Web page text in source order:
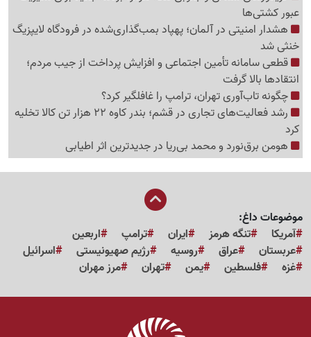
عبور کشتی‌ها
هشدار امنیتی در آلمان؛ پهپاد بمب‌گذاری‌شده در فرودگاه لایپزیگ
خنثی شد
قطعی سامانه تأمین اجتماعی و افزایش پرداخت از جیب مردم؛
انتقادها بالا گرفت
چگونه تاب‌آوری تهران، ترامپ را غافلگیر کرد؟
رشد فعالیت‌های تجاری در قشم؛ بندر کاوه 22 هزار تن کالا تخلیه
کرد
هومن برق‌نورد و محمد بی‌ریا در جدیدترین اثر اطیابی
موضوعات داغ:
آمریکا
تنگه هرمز ایران ترامپ
اربعین
عربستان
عراق روسیه رژیم صهیونیستی
اسرائیل
غزه
فلسطین یمن تهران مرز مهران